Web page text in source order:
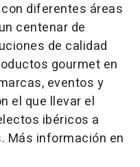
diferentes áreas
centenar de
de calidad
gourmet en
eventos y
el que llevar el
ibéricos a
Más información en